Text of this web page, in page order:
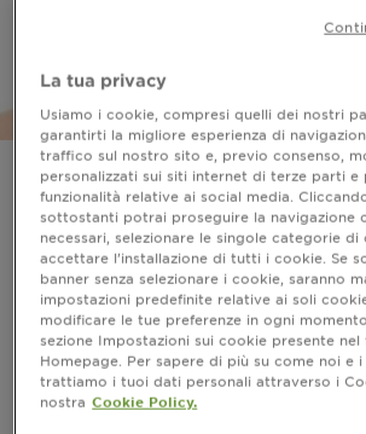
Capelli
Home Bisogni Capelli Capelli Delicati
La tua privacy
Usiamo i cookie, compresi quelli dei nostri
garantirti la migliore esperienza di
traffico sul nostro sito e, previo consenso,
personalizzati sui siti internet di terze parti
funzionalità relative ai social media.
sottostanti potrai proseguire la navigazione
necessari, selezionare le singole categorie
accettare l’installazione di tutti i cookie. Se
banner senza selezionare i cookie, saranno
impostazioni predefinite relative ai soli
modificare le tue preferenze in ogni
sezione Impostazioni sui cookie presente
Homepage. Per sapere di più su come noi e
trattiamo i tuoi dati personali attraverso i
nostra Cookie Policy.